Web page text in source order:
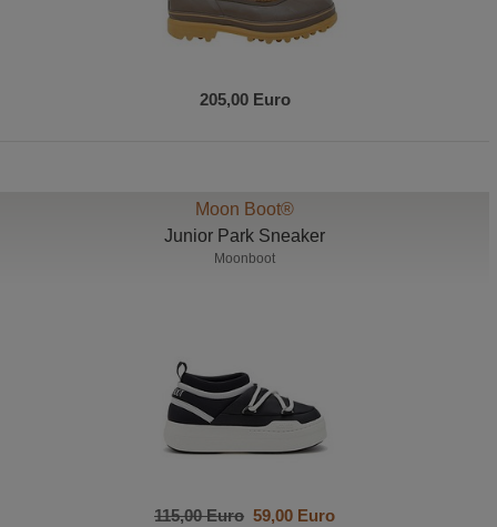
205,00 Euro
Moon Boot®
Junior Park Sneaker
Moonboot
115,00 Euro 59,00 Euro